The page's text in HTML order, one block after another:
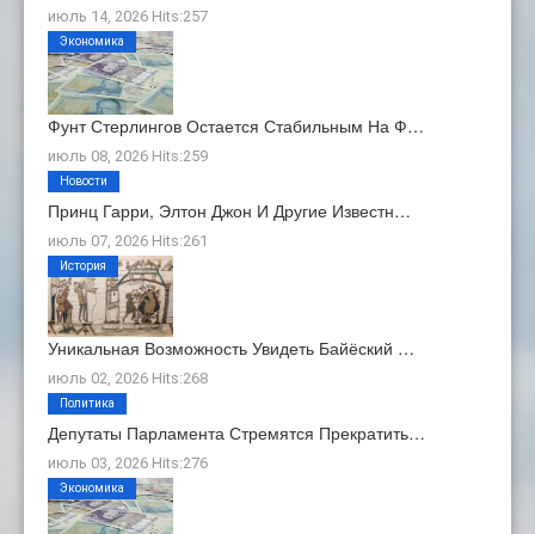
июль 14, 2026 Hits:257
Фунт Стерлингов Остается Стабильным На Ф…
июль 08, 2026 Hits:259
Экономика
Принц Гарри, Элтон Джон И Другие Известн…
июль 07, 2026 Hits:261
Новости
Уникальная Возможность Увидеть Байёский …
июль 02, 2026 Hits:268
История
Депутаты Парламента Стремятся Прекратить…
июль 03, 2026 Hits:276
Политика
Экономика